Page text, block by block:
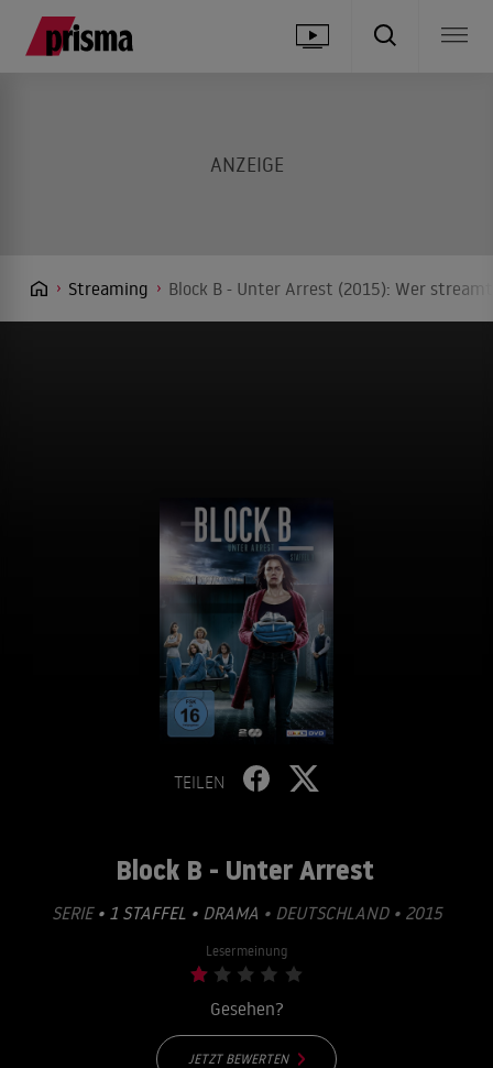
Streaming Block B - Unter Arrest (2015): Wer
TEILEN
Block B - Unter Arrest
SERIE • 1 STAFFEL • DRAMA • DEUTSCHLAND • 2015
Lesermeinung
Gesehen?
JETZT BEWERTEN